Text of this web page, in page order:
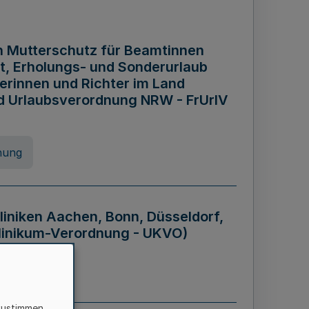
Mutterschutz für Beamtinnen
Erholungs- und Sonderurlaub
und Richter im Land
NRW - FrUrlV
Aachen, Bonn, Düsseldorf,
Verordnung - UKVO)